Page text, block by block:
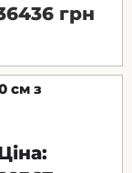
грн
см з